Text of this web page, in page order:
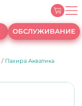
ОБСЛУЖИВАНИЕ
/ Пахира Акватика